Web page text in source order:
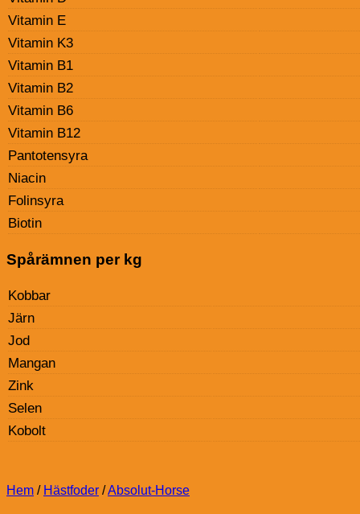
Vitamin E
Vitamin K3
Vitamin B1
Vitamin B2
Vitamin B6
Vitamin B12
Pantotensyra
Niacin
Folinsyra
Biotin
Spårämnen per kg
Kobbar
Järn
Jod
Mangan
Zink
Selen
Kobolt
Hem / Hästfoder /Absolut-Horse